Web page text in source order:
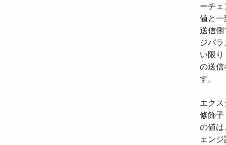
ーチ
値と
送信
ジパ
い限
の送
す。
エク
修飾
の値
ェン